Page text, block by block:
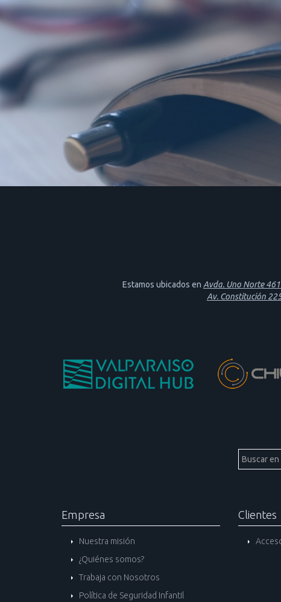
Estamos ubicados en Avda. Uno Norte
Av. Constitución
Empresa
Nuestra misión
¿Quiénes somos?
Trabaja con Nosotros
Política de Seguridad Infantil
Clientes